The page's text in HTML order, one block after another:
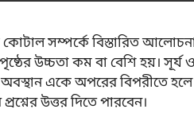
সম্পর্কে বিস্তারিত
উচ্চতা কম বা বেশি হয়। সূর্য
একে অপরের বিপরীতে
উত্তর দিতে পারবেন।